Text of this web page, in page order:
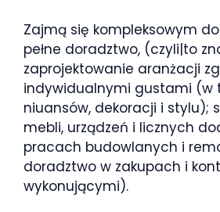
Zajmą się kompleksowym
pełne doradztwo, (czyli|to
zaprojektowanie aranżacji
indywidualnymi gustami (w
niuansów, dekoracji i stylu);
mebli, urządzeń i licznych
pracach budowlanych i
doradztwo w zakupach i
wykonującymi).